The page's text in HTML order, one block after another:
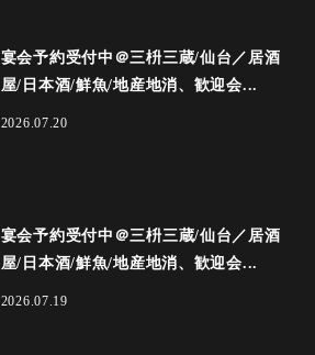
宴会予約受付中＠三枡三蔵/仙台／居酒
屋/日本酒/鮮魚/地産地消、歓迎会...
2026.07.20
宴会予約受付中＠三枡三蔵/仙台／居酒
屋/日本酒/鮮魚/地産地消、歓迎会...
2026.07.19